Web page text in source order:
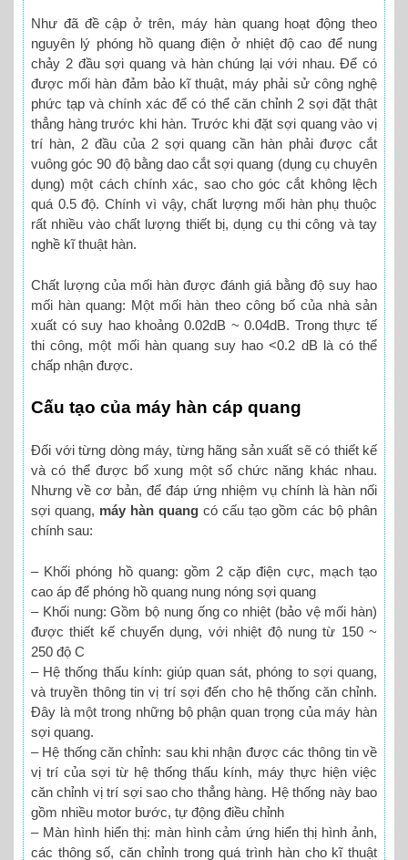
Như đã đề cập ở trên, máy hàn quang hoạt động theo
nguyên lý phóng hồ quang điện ở nhiệt độ cao để nung
chảy 2 đầu sợi quang và hàn chúng lại với nhau. Để có
được mối hàn đảm bảo kĩ thuật, máy phải sử công nghệ
phức tạp và chính xác để có thể căn chỉnh 2 sợi đặt thật
thẳng hàng trước khi hàn. Trước khi đặt sợi quang vào vị
trí hàn, 2 đầu của 2 sợi quang cần hàn phải được cắt
vuông góc 90 độ bằng dao cắt sợi quang (dụng cụ chuyên
dụng) một cách chính xác, sao cho góc cắt không lệch
quá 0.5 độ. Chính vì vậy, chất lượng mối hàn phụ thuộc
rất nhiều vào chất lượng thiết bị, dụng cụ thi công và tay
nghề kĩ thuật hàn.
Chất lượng của mối hàn được đánh giá bằng độ suy hao
mối hàn quang: Một mối hàn theo công bố của nhà sản
xuất có suy hao khoảng 0.02dB ~ 0.04dB. Trong thực tế
thi công, một mối hàn quang suy hao <0.2 dB là có thể
chấp nhận được.
Cấu tạo của máy hàn cáp quang
Đối với từng dòng máy, từng hãng sản xuất sẽ có thiết kế
và có thể được bổ xung một số chức năng khác nhau.
Nhưng về cơ bản, để đáp ứng nhiệm vụ chính là hàn nối
sợi quang, máy hàn quang có cấu tạo gồm các bộ phân
chính sau:
– Khối phóng hồ quang: gồm 2 cặp điện cực, mạch tạo
cao áp để phóng hồ quang nung nóng sợi quang
– Khối nung: Gồm bộ nung ống co nhiệt (bảo vệ mối hàn)
được thiết kế chuyển dụng, với nhiệt độ nung từ 150 ~
250 độ C
– Hệ thống thấu kính: giúp quan sát, phóng to sợi quang,
và truyền thông tin vị trí sợi đến cho hệ thống căn chỉnh.
Đây là một trong những bộ phận quan trọng của máy hàn
sợi quang.
– Hệ thống căn chỉnh: sau khi nhận được các thông tin về
vị trí của sợi từ hệ thống thấu kính, máy thực hiện việc
căn chỉnh vị trí sợi sao cho thẳng hàng. Hệ thống này bao
gồm nhiều motor bước, tự động điều chỉnh
– Màn hình hiển thị: màn hình cảm ứng hiển thị hình ảnh,
các thông số, căn chỉnh trong quá trình hàn cho kĩ thuật